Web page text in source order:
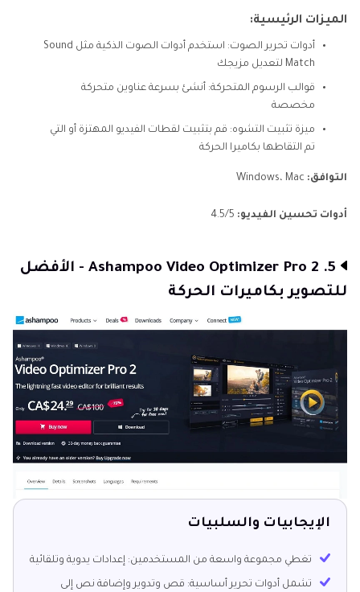
الميزات الرئيسية:
أدوات تحرير الصوت: استخدم أدوات الصوت الذكية مثل Sound
Match لتعديل مزيجك
قوالب الرسوم المتحركة: أنشئ بسرعة عناوين متحركة
مخصصة
ميزة تثبيت التشوه: قم بتثبيت لقطات الفيديو المهتزة أو التي
تم التقاطها بكاميرا الحركة
التوافق:
أدوات تحسين الفيديو:
5. Ashampoo Video Optimizer Pro 2 - الأفضل
للتصوير بكاميرات الحركة
الإيجابيات والسلبيات
تغطي مجموعة واسعة من المستخدمين: إعدادات يدوية وتلقائية
تشمل أدوات تحرير أساسية: قص وتدوير وإضافة نص إلى